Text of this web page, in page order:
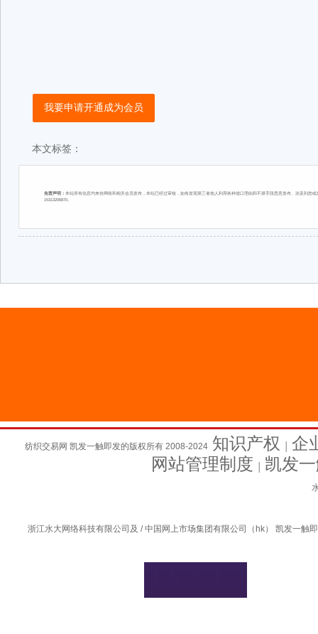
我要申请开通成为会员
本文标签：
免责声明： 本站所有信息均来自网络和相关会员发布，本站已经过审核，如有发现第三者他人利用各种借口理由和不择手段恶意发布、涉及到
15313206870。
纺织交易网 凯发一触即发的版权所有 2008-2024 知识产权
企
网站管理制度
凯发
浙江水大网络科技有限公司及 / 中国网上市场集团有限公司（hk） 凯发一触